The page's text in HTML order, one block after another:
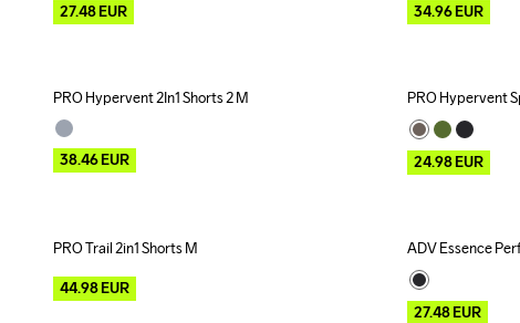
27.48EUR 34.96EUR
Outlet
PRO Hypervent 2In1 Shorts 2 M
38.46EUR
Outlet
PRO Hypervent
24.98EUR
Outlet
PRO Trail 2in1 Shorts M
44.98EUR
Outlet
ADV Essence
27.48EUR